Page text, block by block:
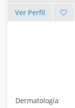
Ver Perfil
Dermatología